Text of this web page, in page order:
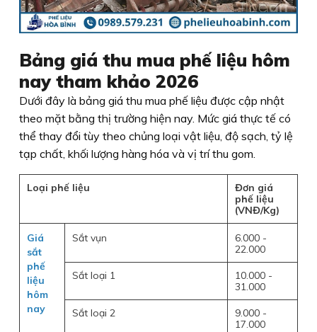
Bảng giá thu mua phế liệu hôm
nay tham khảo 2026
Dưới đây là bảng giá thu mua phế liệu được cập nhật
theo mặt bằng thị trường hiện nay. Mức giá thực tế có
thể thay đổi tùy theo chủng loại vật liệu, độ sạch, tỷ lệ
tạp chất, khối lượng hàng hóa và vị trí thu gom.
Loại phế liệu
Đơn giá
phế liệu
(VNĐ/Kg)
Giá
sắt
phế
liệu
hôm
nay
Sắt vụn
6.000 -
22.000
Sắt loại 1
10.000 -
31.000
Sắt loại 2
9.000 -
17.000